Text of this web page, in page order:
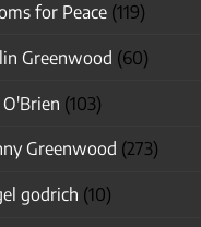
for Peace(119)
Greenwood (60)
O'Brien (103)
Greenwood (273)
godrich (10)